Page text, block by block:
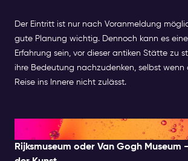
Der Eintritt ist nur nach Voranmeldung
gute Planung wichtig. Dennoch kann es
Erfahrung sein, vor dieser antiken Stätte zu
ihre Bedeutung nachzudenken, selbst wenn
Reise ins Innere nicht zulässt.
Mittagszeit: Museen
Rijksmuseum oder Van Gogh Museum